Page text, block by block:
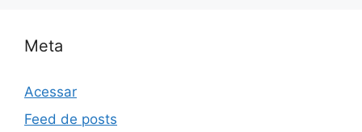
Meta
Acessar
Feed de posts